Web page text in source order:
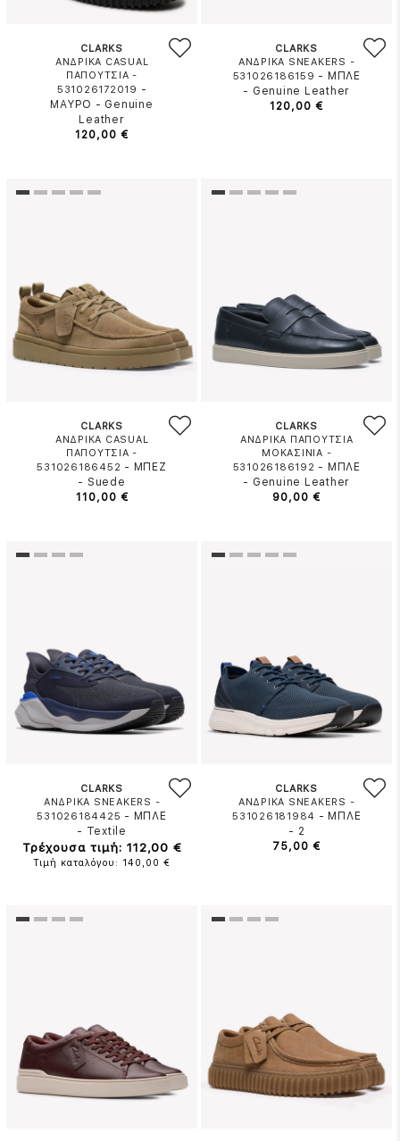
CLARKS
ΑΝΔΡΙΚΑ CASUAL
ΠΑΠΟΥΤΣΙΑ -
531026172019 -
ΜΑΥΡΟ - Genuine
Leather
120,00 €
CLARKS
ΑΝΔΡΙΚΑ SNEAKERS -
531026186159 - ΜΠΛΕ
- Genuine Leather
120,00 €
CLARKS
ΑΝΔΡΙΚΑ CASUAL
ΠΑΠΟΥΤΣΙΑ -
531026186452 - ΜΠΕΖ
- Suede
110,00 €
CLARKS
ΑΝΔΡΙΚΑ ΠΑΠΟΥΤΣΙΑ
ΜΟΚΑΣΙΝΙΑ -
531026186192 - ΜΠΛΕ
- Genuine Leather
90,00 €
CLARKS
ΑΝΔΡΙΚΑ SNEAKERS -
531026184425 - ΜΠΛΕ
- Textile
Τρέχουσα τιμή: 112,00 €
Τιμή καταλόγου: 140,00 €
CLARKS
ΑΝΔΡΙΚΑ SNEAKERS -
531026181984 - ΜΠΛΕ
- 2
75,00 €